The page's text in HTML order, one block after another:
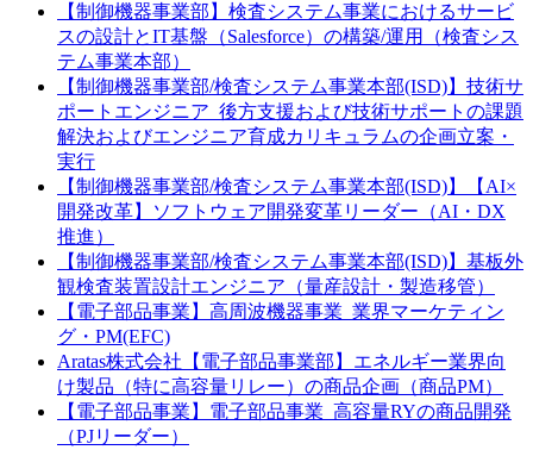
【制御機器事業部】検査システム事業におけるサービ
スの設計とIT基盤（Salesforce）の構築/運用（検査シス
テム事業本部）
【制御機器事業部/検査システム事業本部(ISD)】技術サ
ポートエンジニア_後方支援および技術サポートの課題
解決およびエンジニア育成カリキュラムの企画立案・
実行
【制御機器事業部/検査システム事業本部(ISD)】【AI×
開発改革】ソフトウェア開発変革リーダー（AI・DX
推進）
【制御機器事業部/検査システム事業本部(ISD)】基板外
観検査装置設計エンジニア（量産設計・製造移管）
【電子部品事業】高周波機器事業_業界マーケティン
グ・PM(EFC)
Aratas株式会社【電子部品事業部】エネルギー業界向
け製品（特に高容量リレー）の商品企画（商品PM）
【電子部品事業】電子部品事業_高容量RYの商品開発
（PJリーダー）